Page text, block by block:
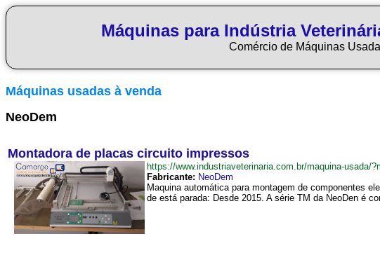
Máquinas para Indústria
Comércio de Máquinas
Máquinas usadas à venda
NeoDem
Montadora de placas circuito impressos
https://www.industriaveterinaria.com.br/maquina-usada/
Fabricante: NeoDem
Maquina automática para montagem de componentes
de está parada: Desde 2015. A série TM da NeoDen é